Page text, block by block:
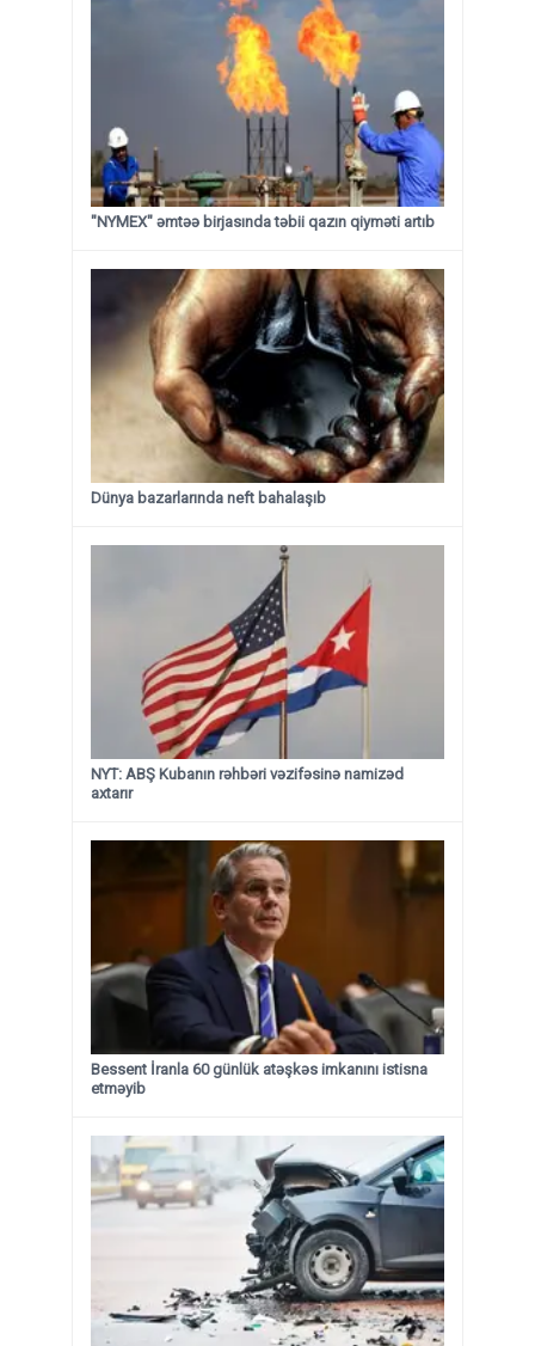
"NYMEX" əmtəə birjasında təbii qazın qiyməti artıb
Dünya bazarlarında neft bahalaşıb
NYT: ABŞ Kubanın rəhbəri vəzifəsinə namizəd
axtarır
Bessent İranla 60 günlük atəşkəs imkanını istisna
etməyib